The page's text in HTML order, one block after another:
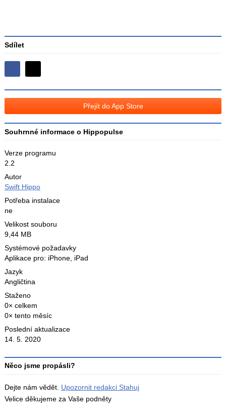
Sdílet
Sdílejte
na
Facebooku
na
Přejít do App Store
Souhrnné informace o Hippopulse
Verze programu
2.2
Autor
Swift Hippo
Potřeba instalace
ne
Velikost souboru
9,44 MB
Systémové požadavky
Aplikace pro: iPhone, iPad
Jazyk
Angličtina
Staženo
0× celkem
0× tento měsíc
Poslední aktualizace
14. 5. 2020
Něco jsme propásli?
Dejte nám vědět. Upozornit redakci Stahuj
Velice děkujeme za Vaše podněty